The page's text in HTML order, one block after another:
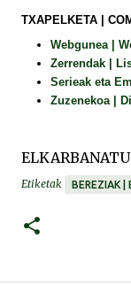
TXAPELKETA |
Webgunea |
Zerrendak |
Serieak eta
Zuzenekoa |
Etiketak BEREZIAK |